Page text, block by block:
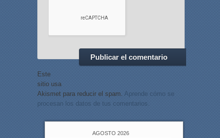
Este
sitio usa
Akismet para reducir el spam. Aprende cómo se
procesan los datos de tus comentarios.
AGOSTO 2026